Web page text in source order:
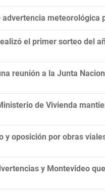
advertencia
el primer sorteo del
reunión a la Junta
de Vivienda
y oposición por obras
y Montevideo